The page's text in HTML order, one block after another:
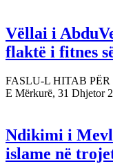
Vëllai i
flaktë i fitnes
FASLU-L HITAB
E Mërkurë, 31 Dhjetor
Ndikimi i
islame në